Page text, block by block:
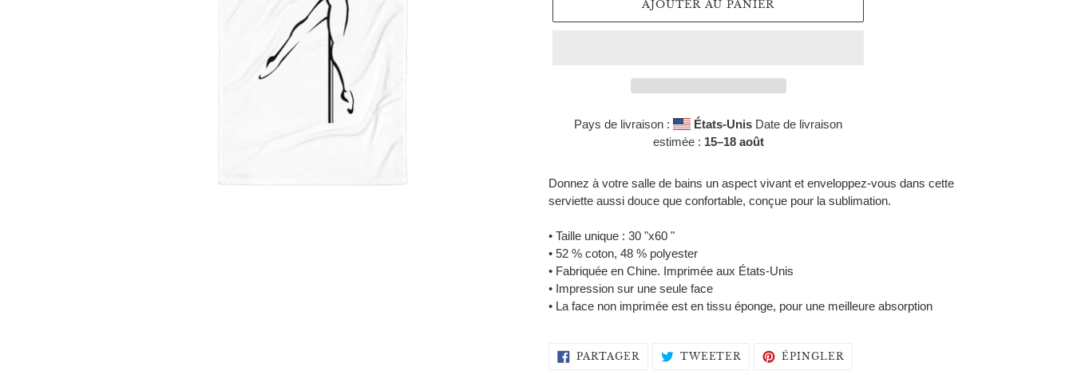
AJOUTER AU PANIER
Pays de livraison : États-Unis Date de livraison
estimée : 15⁠–18 août
d'un
produit
votre
panier
Donnez à votre salle de bains un aspect vivant et enveloppez-vous dans cette
serviette aussi douce que confortable, conçue pour la sublimation.
• Taille unique : 30 "x60 "
• 52 % coton, 48 % polyester
• Fabriquée en Chine. Imprimée aux États-Unis
• Impression sur une seule face
• La face non imprimée est en tissu éponge, pour une meilleure absorption
PARTAGER PARTAGER
SUR
TWEETER TWEETER
SUR
ÉPINGLER
SUR